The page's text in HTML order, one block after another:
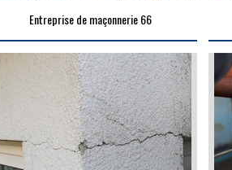
Entreprise de maçonnerie 66